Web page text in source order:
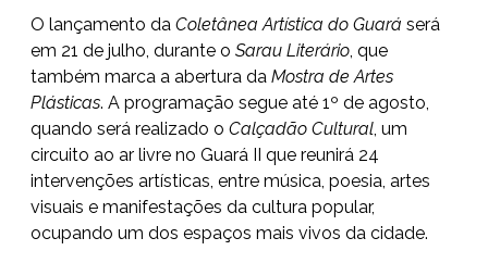
O lançamento da Coletânea Artística do Guará será
em 21 de julho, durante o Sarau Literário, que
também marca a abertura da Mostra de Artes
Plásticas. A programação segue até 1º de agosto,
quando será realizado o Calçadão Cultural, um
circuito ao ar livre no Guará II que reunirá 24
intervenções artísticas, entre música, poesia, artes
visuais e manifestações da cultura popular,
ocupando um dos espaços mais vivos da cidade.